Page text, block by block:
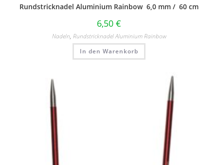
Rundstricknadel Aluminium Rainbow 6,0 mm / 60 cm
6,50 €
Nadeln, Rundstricknadel Aluminium Rainbow
In den Warenkorb